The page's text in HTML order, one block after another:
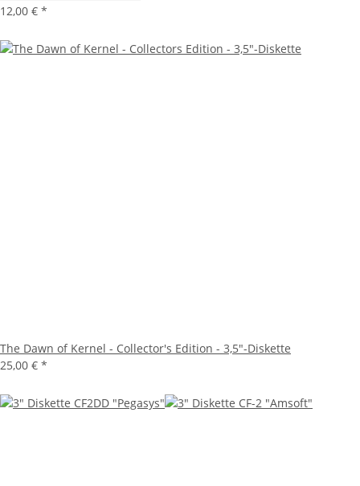
12,00 € *
The Dawn of Kernel - Collector's Edition - 3,5"-Diskette
25,00 € *